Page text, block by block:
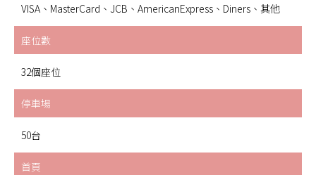
VISA、MasterCard、JCB、AmericanExpress、Diners、其他
座位數
32個座位
停車場
50台
首頁